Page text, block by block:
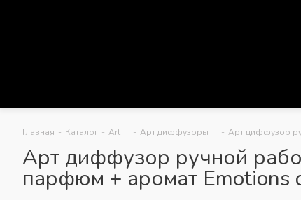
Главная - Каталог - Art - Арт диффузоры - Арт диффузор
Арт диффузор ручной
парфюм + аромат Emotions